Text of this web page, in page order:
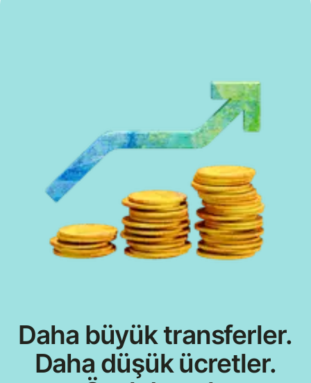
Daha büyük transferler.
Daha düşük ücretler.